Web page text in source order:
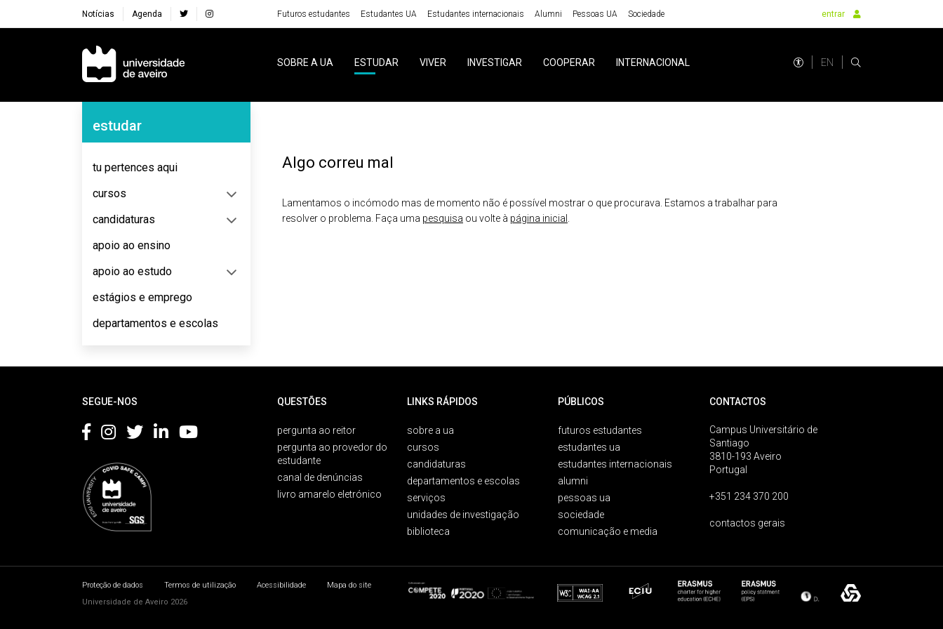
Notícias Agenda Futuros estudantes Estudantes UA Estudantes internacionais Alumni Pessoas UA Sociedade entrar
Navegação Principal
SOBRE A UA ESTUDAR VIVER INVESTIGAR COOPERAR INTERNACIONAL EN
Navegação Lateral
estudar
tu pertences aqui
cursos
candidaturas
apoio ao ensino
apoio ao estudo
estágios e emprego
departamentos e escolas
Algo correu mal
Lamentamos o incómodo mas de momento não é possível mostrar o que procurava. Estamos a trabalhar para
resolver o problema. Faça uma pesquisa ou volte à página inicial
SEGUE-NOS QUESTÕES
pergunta ao reitor
pergunta ao provedor do
estudante
canal de denúncias
livro amarelo eletrónico
LINKS RÁPIDOS
sobre a ua
cursos
candidaturas
departamentos e escolas
serviços
unidades de investigação
biblioteca
PÚBLICOS
futuros estudantes
estudantes ua
estudantes internacionais
alumni
pessoas ua
sociedade
comunicação e media
CONTACTOS
Campus Universitário de
Santiago
3810-193 Aveiro
Portugal
+351 234 370 200
contactos gerais
Proteção de dados Termos de utilização Acessibilidade
Mapa do site
Universidade de Aveiro 2026